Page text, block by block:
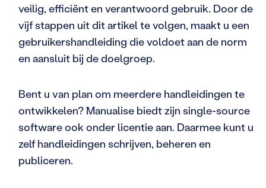
veilig, efficiënt en verantwoord gebruik. Door de
vijf stappen uit dit artikel te volgen, maakt u een
gebruikershandleiding die voldoet aan de norm
en aansluit bij de doelgroep.
Bent u van plan om meerdere handleidingen te
ontwikkelen? Manualise biedt zijn single-source
software ook onder licentie aan. Daarmee kunt u
zelf handleidingen schrijven, beheren en
publiceren.